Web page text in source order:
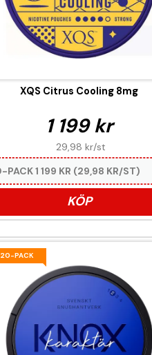
XQS Citrus Cooling 8mg
1 199 kr
29,98 kr/st
KÖP
20-PACK